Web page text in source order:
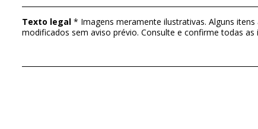
Texto legal * Imagens meramente ilustrativas. Alguns
modificados sem aviso prévio. Consulte e confirme todas